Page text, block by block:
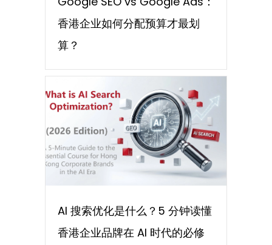
香港企业如何分配预算才最划
算？
AI 搜索优化是什么？5 分钟读懂
香港企业品牌在 AI 时代的必修